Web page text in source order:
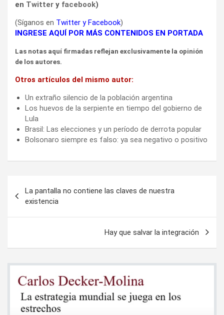
en Twitter y facebook)
(Síganos en Twitter yFacebook)
INGRESE AQUÍ POR MÁS CONTENIDOS EN PORTADA
Las notas aquí firmadas reflejan exclusivamente la opinión
de los autores.
Otros artículos del mismo autor:
Un extraño silencio de la población argentina
Los huevos de la serpiente en tiempo del gobierno de
Lula
Brasil: Las elecciones y un período de derrota popular
Bolsonaro siempre es falso: ya sea negativo o positivo
de
entradas
La pantalla no contiene las claves de nuestra
existencia
Hay que salvar la integración